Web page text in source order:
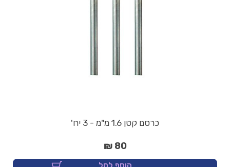
כרסם קטן 1.6 מ"מ - 3 יח'
80 ₪